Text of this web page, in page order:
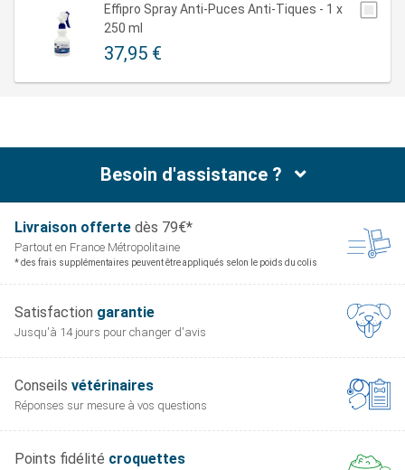
Effipro Spray Anti-Puces Anti-Tiques - 1 x
250 ml
37,95 €
Besoin d'assistance ?
Livraison offerte dès 79€*
Partout en France Métropolitaine
* des frais supplémentaires peuvent être appliqués selon le poids du colis
Satisfaction garantie
Jusqu'à 14 jours pour changer d'avis
Conseils vétérinaires
Réponses sur mesure à vos questions
Points fidélité croquettes